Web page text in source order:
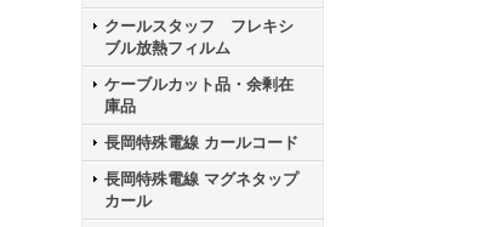
クールスタッフ フレキシ
ブル放熱フィルム
ケーブルカット品・余剰在
庫品
長岡特殊電線 カールコード
長岡特殊電線 マグネタップ
カール